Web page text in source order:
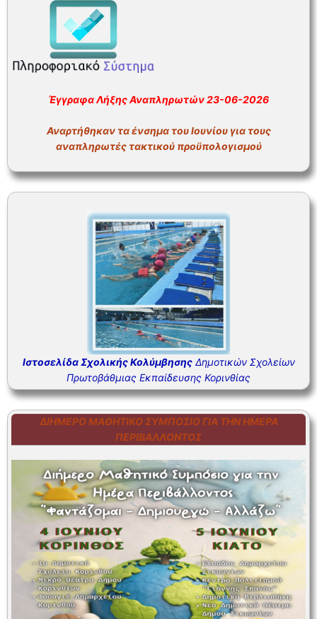
Έγγραφα Λήξης Αναπληρωτών 23-06-2026
Αναρτήθηκαν τα ένσημα του Ιουνίου για τους
αναπληρωτές τακτικού προϋπολογισμού
Ιστοσελίδα Σχολικής ΚολύμβησηςΔημοτικών Σχολείων
Πρωτοβάθμιας Εκπαίδευσης Κορινθίας
ΔΙΉΜΕΡΟ ΜΑΘΗΤΙΚΌ ΣΥΜΠΌΣΙΟ ΓΙΑ ΤΗΝ ΗΜΈΡΑ
ΠΕΡΙΒΆΛΛΟΝΤΟΣ